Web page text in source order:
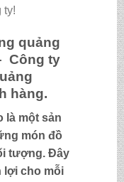
ty!
quảng
Công ty
hàng.
là một sản
món đồ
tượng. Đây
lợi cho mỗi